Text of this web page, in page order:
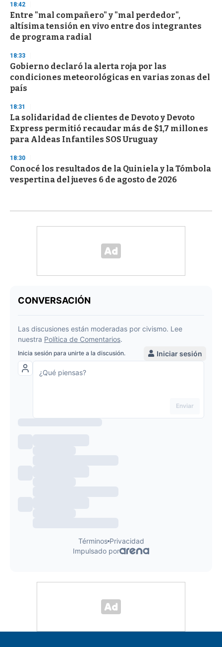
18:42
Entre "mal compañero" y "mal perdedor",
altísima tensión en vivo entre dos integrantes
de programa radial
18:33
Gobierno declaró la alerta roja por las
condiciones meteorológicas en varias zonas del
país
18:31
La solidaridad de clientes de Devoto y Devoto
Express permitió recaudar más de $1,7 millones
para Aldeas Infantiles SOS Uruguay
18:30
Conocé los resultados de la Quiniela y la Tómbola
vespertina del jueves 6 de agosto de 2026